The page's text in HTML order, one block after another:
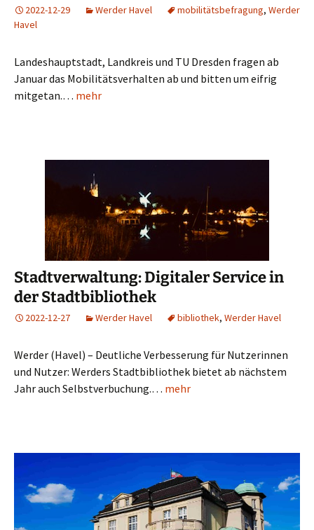
2022-12-29 Werder Havel mobilitätsbefragung, Werder
Havel
Landeshauptstadt, Landkreis und TU Dresden fragen ab
Januar das Mobilitätsverhalten ab und bitten um eifrig
mitgetan.… mehr
Stadtverwaltung: Digitaler Service in
der Stadtbibliothek
2022-12-27 Werder Havel bibliothek, Werder Havel
Werder (Havel) – Deutliche Verbesserung für Nutzerinnen
und Nutzer: Werders Stadtbibliothek bietet ab nächstem
Jahr auch Selbstverbuchung.… mehr